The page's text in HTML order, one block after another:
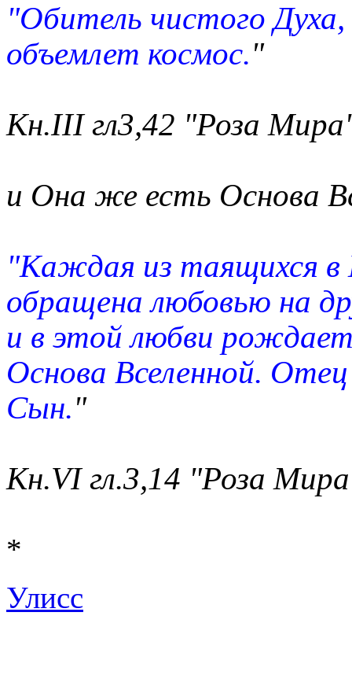
"Обитель чистого
объемлет космос."
Кн.III гл3,42 "Роза
и Она же есть Основа
"Каждая из таящихся
обращена любовью на
и в этой любви
Основа Вселенной.
Сын."
Кн.VI гл.3,14 "Роза
*
Улисс